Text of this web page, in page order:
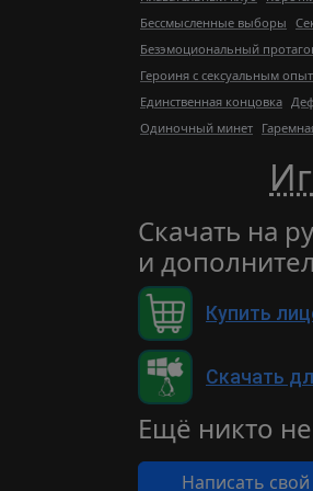
Бессмысленные выборы
Безэмоциональный
Героиня с сексуальным
Единственная концовка
Одиночный минет
Скачать на
и
Купить
Скачать
Ещё никто
Написать